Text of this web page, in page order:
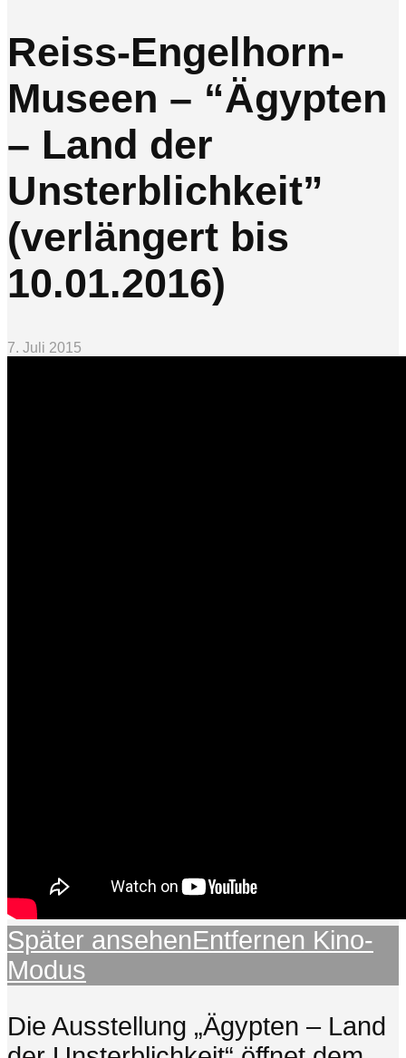
Reiss-Engelhorn-
Museen – “Ägypten
– Land der
Unsterblichkeit”
(verlängert bis
10.01.2016)
7. Juli 2015
Später ansehenEntfernen Kino-
Modus
Die Ausstellung „Ägypten – Land